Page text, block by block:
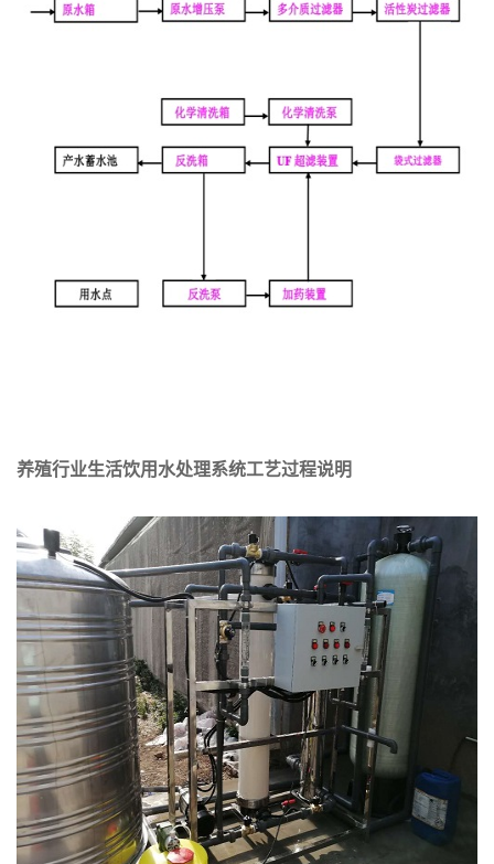
养殖行业生活饮用水处理系统工艺过程说明